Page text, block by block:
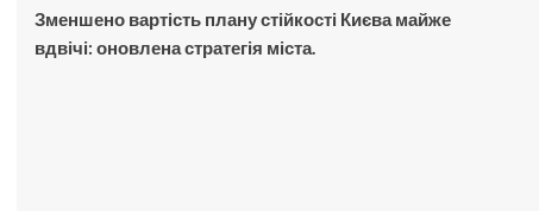
Зменшено вартість плану стійкості Києва майже
вдвічі: оновлена стратегія міста.